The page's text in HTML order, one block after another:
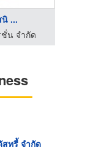
...
น จำกัด
ทรี้ จำกัด